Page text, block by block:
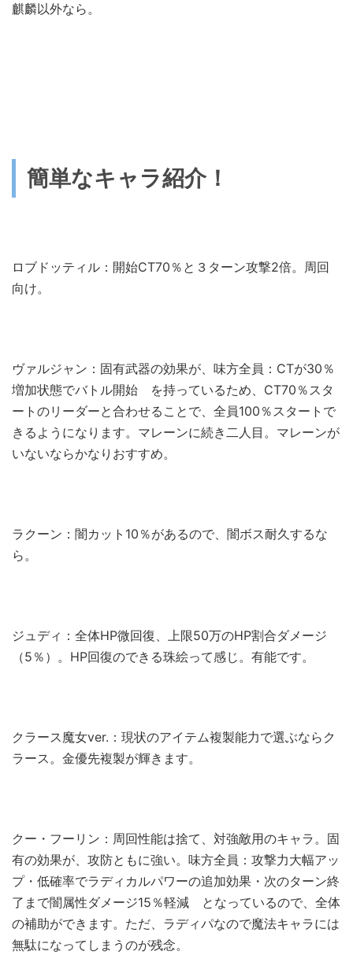
麒麟以外なら。
簡単なキャラ紹介！
ロブドッティル：開始CT70％と３ターン攻撃2倍。周回
向け。
ヴァルジャン：固有武器の効果が、味方全員：CTが30％
増加状態でバトル開始 を持っているため、CT70％スタ
ートのリーダーと合わせることで、全員100％スタートで
きるようになります。マレーンに続き二人目。マレーンが
いないならかなりおすすめ。
ラクーン：闇カット10％があるので、闇ボス耐久するな
ら。
ジュディ：全体HP微回復、上限50万のHP割合ダメージ
（5％）。HP回復のできる珠絵って感じ。有能です。
クラース魔女ver.：現状のアイテム複製能力で選ぶならク
ラース。金優先複製が輝きます。
クー・フーリン：周回性能は捨て、対強敵用のキャラ。固
有の効果が、攻防ともに強い。味方全員：攻撃力大幅アッ
プ・低確率でラディカルパワーの追加効果・次のターン終
了まで闇属性ダメージ15％軽減 となっているので、全体
の補助ができます。ただ、ラディパなので魔法キャラには
無駄になってしまうのが残念。